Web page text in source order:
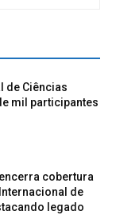
de Ciências
mil participantes
cobertura
de
legado